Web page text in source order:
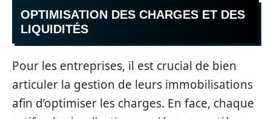
OPTIMISATION DES CHARGES ET DES
LIQUIDITÉS
Pour les entreprises, il est crucial de bien
articuler la gestion de leurs immobilisations
afin d’optimiser les charges. En face, chaque